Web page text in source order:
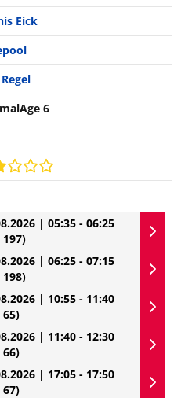
Eick
6
| 05:35 - 06:25
197)
| 06:25 - 07:15
198)
| 10:55 - 11:40
65)
| 11:40 - 12:30
66)
| 17:05 - 17:50
67)